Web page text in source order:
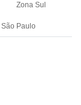
Zona Sul
Paulo